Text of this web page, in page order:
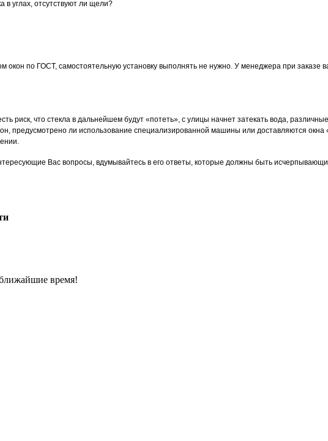
в углах, отсутствуют ли щели?
окон по ГОСТ, самостоятельную установку выполнять не нужно. У менеджера при заказе
риск, что стекла в дальнейшем будут «потеть», с улицы начнет затекать вода,
предусмотрено ли использование специализированной машины или доставляются
Вас вопросы, вдумывайтесь в его ответы, которые должны быть
время!